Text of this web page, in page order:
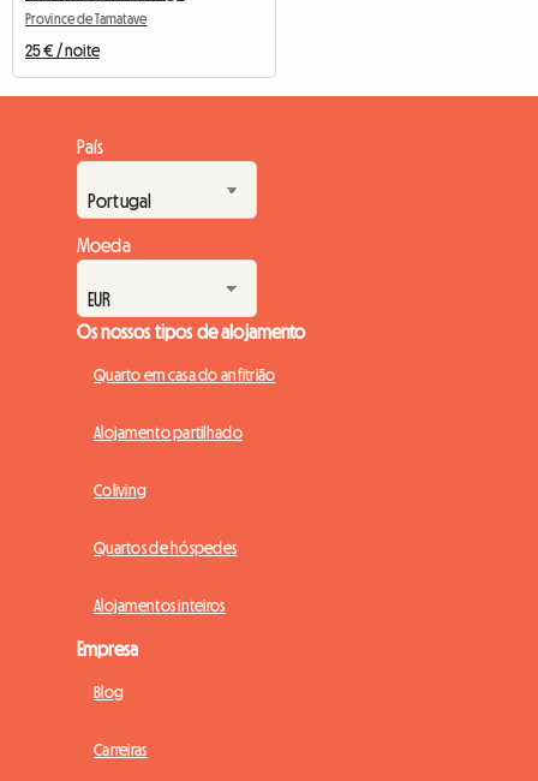
Province de Tamatave
25 € / noite
País
Moeda
Os nossos tipos de alojamento
Quarto em casa do anfitrião
Alojamento partilhado
Coliving
Quartos de hóspedes
Alojamentos inteiros
Empresa
Blog
Carreiras